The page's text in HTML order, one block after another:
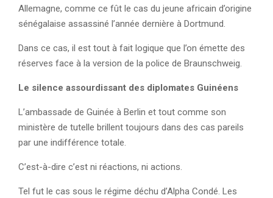
Allemagne, comme ce fût le cas du jeune africain d’origine
sénégalaise assassiné l’année dernière à Dortmund.
Dans ce cas, il est tout à fait logique que l’on émette des
réserves face à la version de la police de Braunschweig.
Le silence assourdissant des diplomates Guinéens
L’ambassade de Guinée à Berlin et tout comme son
ministère de tutelle brillent toujours dans des cas pareils
par une indifférence totale.
C’est-à-dire c’est ni réactions, ni actions.
Tel fut le cas sous le régime déchu d’Alpha Condé. Les